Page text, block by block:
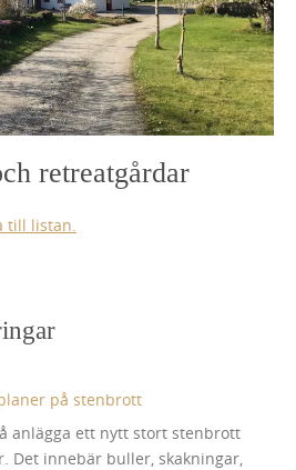
retreatgårdar
till listan.
på stenbrott
anlägga ett nytt stort stenbrott
Det innebär buller, skakningar,